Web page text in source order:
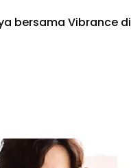
bersama Vibrance di